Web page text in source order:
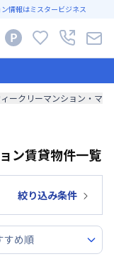
情報はミスタービジネス
ークリーマンション・マ
ン賃貸物件一覧
絞り込み条件